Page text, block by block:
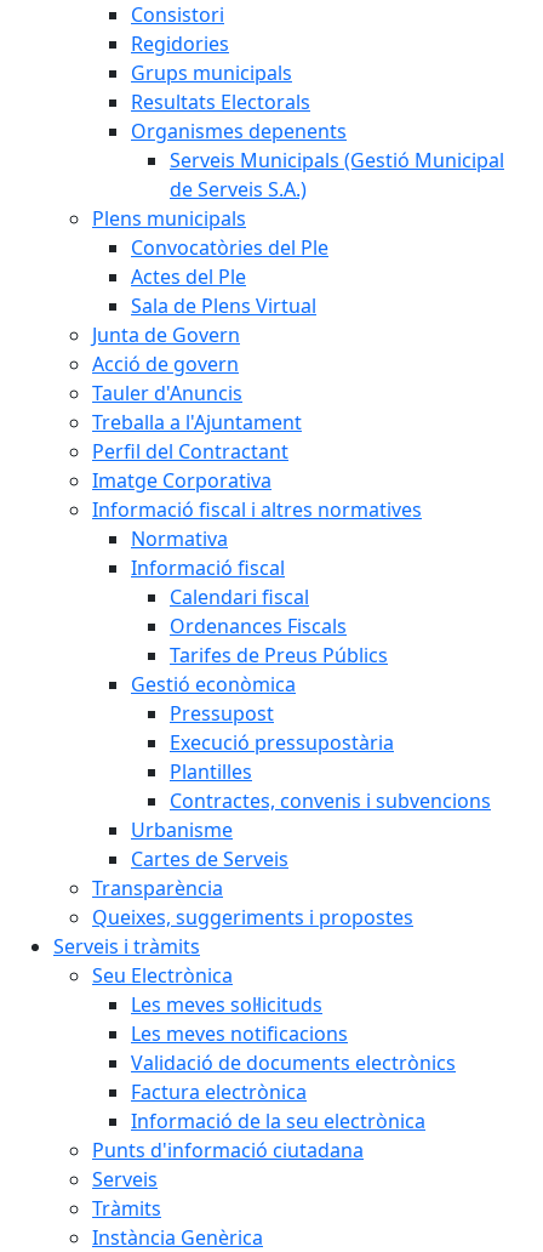
Consistori
Regidories
Grups municipals
Resultats Electorals
Organismes depenents
Serveis Municipals (Gestió Municipal
de Serveis S.A.)
Plens municipals
Convocatòries del Ple
Actes del Ple
Sala de Plens Virtual
Junta de Govern
Acció de govern
Tauler d'Anuncis
Treballa a l'Ajuntament
Perfil del Contractant
Imatge Corporativa
Informació fiscal i altres normatives
Normativa
Informació fiscal
Calendari fiscal
Ordenances Fiscals
Tarifes de Preus Públics
Gestió econòmica
Pressupost
Execució pressupostària
Plantilles
Contractes, convenis i subvencions
Urbanisme
Cartes de Serveis
Transparència
Queixes, suggeriments i propostes
Serveis i tràmits
Seu Electrònica
Les meves sol·licituds
Les meves notificacions
Validació de documents electrònics
Factura electrònica
Informació de la seu electrònica
Punts d'informació ciutadana
Serveis
Tràmits
Instància Genèrica